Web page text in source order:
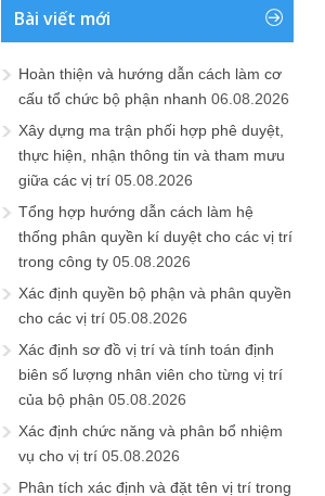
Bài viết mới
Hoàn thiện và hướng dẫn cách làm cơ
cấu tổ chức bộ phận nhanh 06.08.2026
Xây dựng ma trận phối hợp phê duyệt,
thực hiện, nhận thông tin và tham mưu
giữa các vị trí 05.08.2026
Tổng hợp hướng dẫn cách làm hệ
thống phân quyền kí duyệt cho các vị trí
trong công ty 05.08.2026
Xác định quyền bộ phận và phân quyền
cho các vị trí 05.08.2026
Xác định sơ đồ vị trí và tính toán định
biên số lượng nhân viên cho từng vị trí
của bộ phận 05.08.2026
Xác định chức năng và phân bổ nhiệm
vụ cho vị trí 05.08.2026
Phân tích xác định và đặt tên vị trí trong